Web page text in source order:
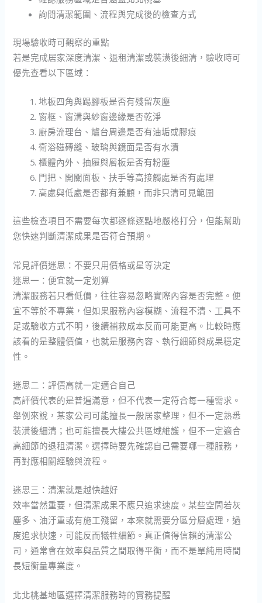
詢問清潔範圍、流程與完成後的檢查方式
現場驗收時可觀察的重點
若是完成居家深度清潔、退租清潔或裝潢後細清，驗收時可
優先查看以下區域：
地板四角與踢腳板是否有殘留灰塵
窗框、窗溝與紗窗邊緣是否乾淨
廚房流理台、爐台周邊是否有油垢或膠痕
衛浴磁磚縫、玻璃與鏡面是否有水漬
櫃體內外、抽屜與層板是否有粉塵
門把、開關面板、扶手等高接觸處是否有處理
高處與低處是否都有兼顧，而非只清可見範圍
這些檢查項目不需要每次都逐條逐點地嚴格打分，但能幫助
您快速判斷清潔成果是否符合預期。
常見評價迷思：不要只用價格或星等決定
迷思一：便宜就一定划算
清潔服務若只看低價，往往容易忽略實際內容是否完整。便
宜不等於不專業，但如果服務內容模糊、流程不清、工具不
足或驗收方式不明，後續補救成本反而可能更高。比較時應
該看的是整體價值，也就是服務內容、執行細節與成果穩定
性。
迷思二：評價高就一定適合自己
高評價代表的是普遍滿意，但不代表一定符合每一種需求。
舉例來說，某家公司可能擅長一般居家整理，但不一定熟悉
裝潢後細清；也可能擅長大樓公共區域維護，但不一定適合
高細節的退租清潔。選擇時要先確認自己需要哪一種服務，
再對應相關經驗與流程。
迷思三：清潔就是越快越好
效率當然重要，但清潔成果不應只追求速度。某些空間若灰
塵多、油汙重或有施工殘留，本來就需要分區分層處理，過
度追求快速，可能反而犧牲細節。真正值得信賴的清潔公
司，通常會在效率與品質之間取得平衡，而不是單純用時間
長短衡量專業度。
北北桃基地區選擇清潔服務時的實務提醒